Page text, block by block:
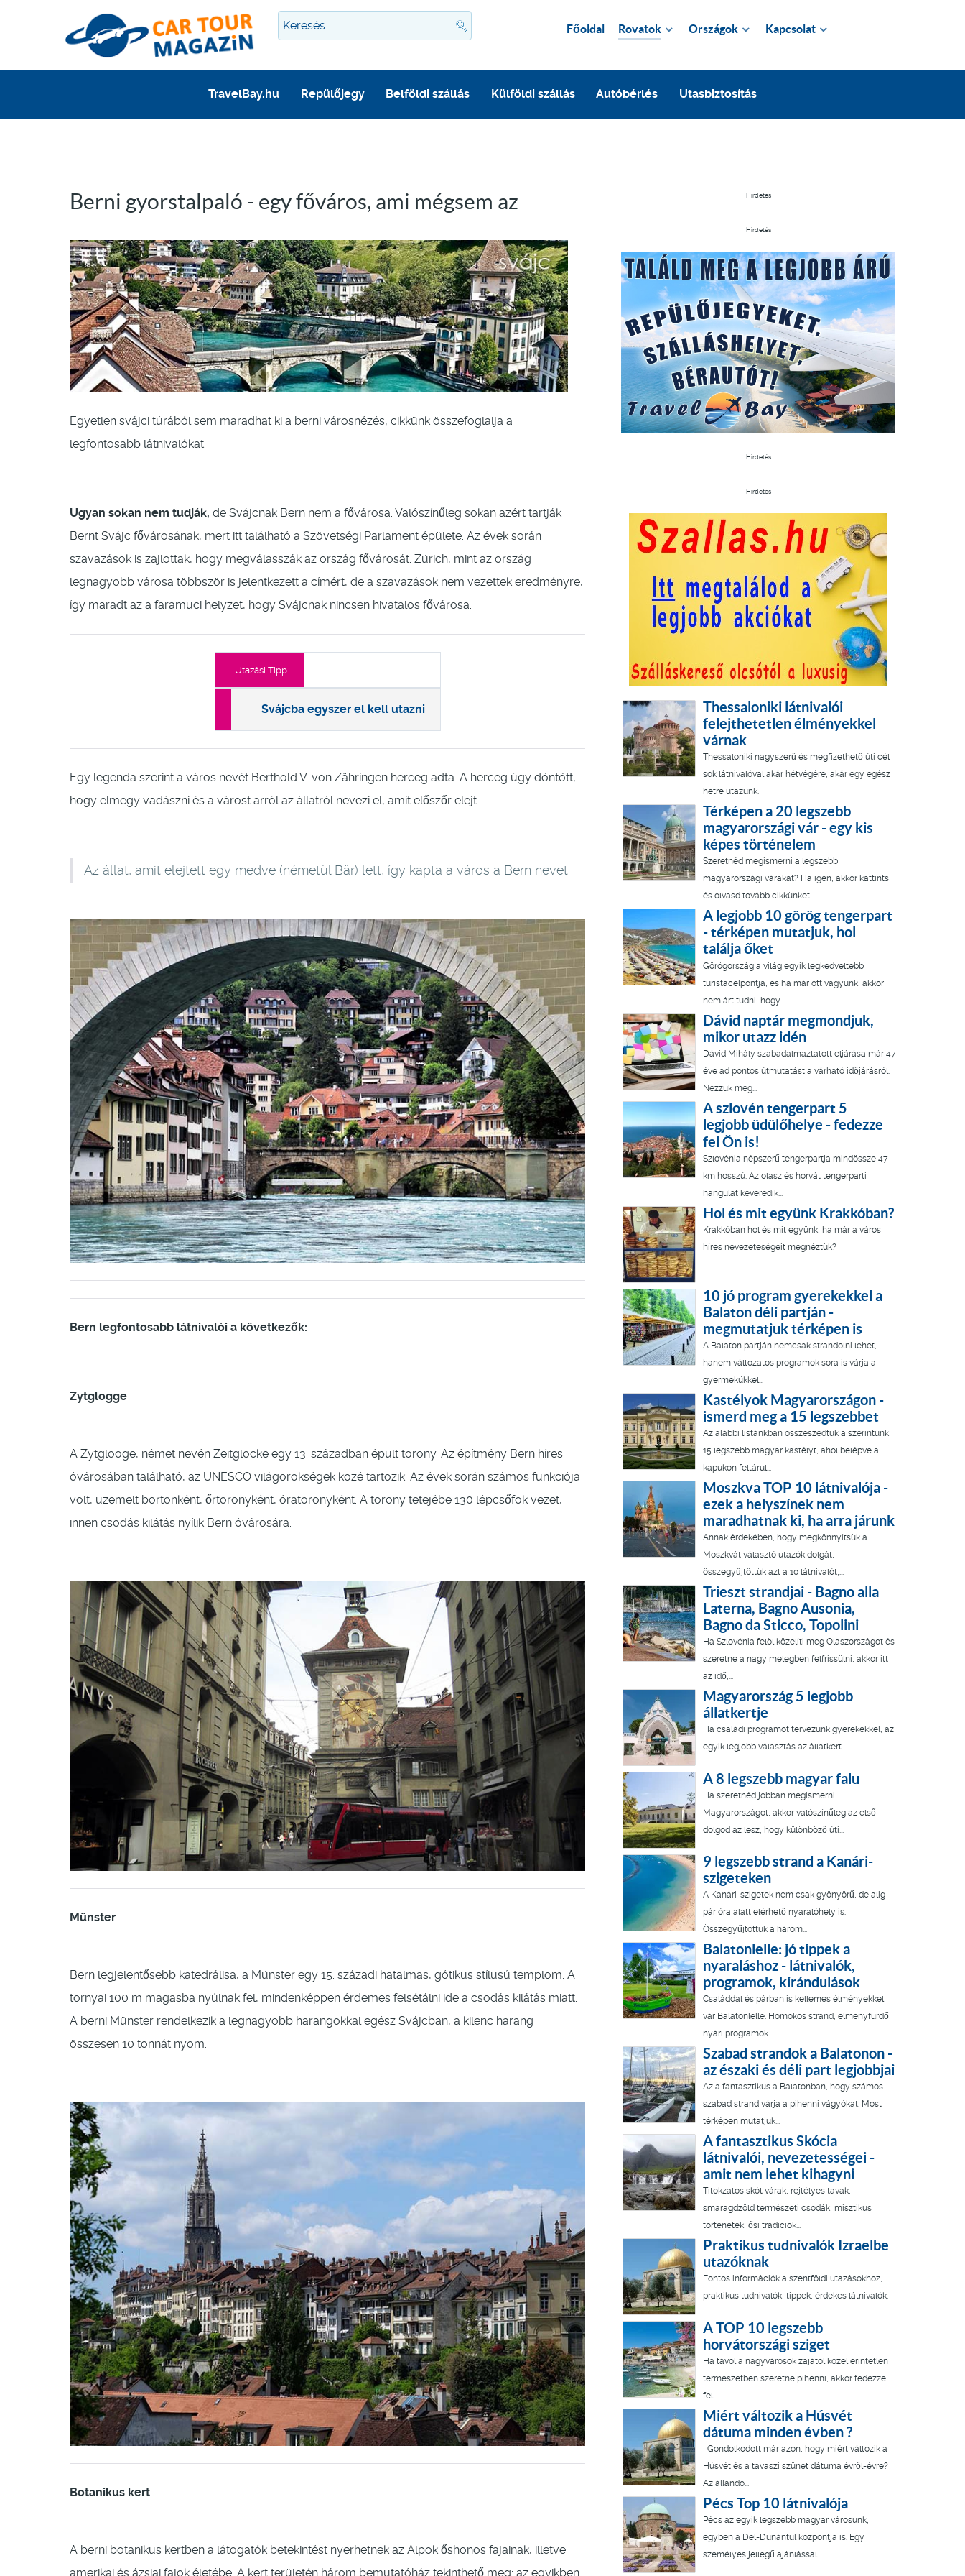
Főoldal Rovatok Országok Kapcsolat
TravelBay.hu Repülőjegy Belföldi szállás Külföldi szállás Autóbérlés Utasbiztosítás
Berni gyorstalpaló - egy főváros, ami mégsem az
Egyetlen svájci túrából sem maradhat ki a berni városnézés, cikkünk összefoglalja a
legfontosabb látnivalókat.
Ugyan sokan nem tudják, de Svájcnak Bern nem a fővárosa. Valószínűleg sokan azért tartják
Bernt Svájc fővárosának, mert itt található a Szövetségi Parlament épülete. Az évek során
szavazások is zajlottak, hogy megválasszák az ország fővárosát. Zürich, mint az ország
legnagyobb városa többször is jelentkezett a címért, de a szavazások nem vezettek eredményre,
így maradt az a faramuci helyzet, hogy Svájcnak nincsen hivatalos fővárosa.
Utazási Tipp
Svájcba egyszer el kell utazni
Egy legenda szerint a város nevét Berthold V. von Zähringen herceg adta. A herceg úgy döntött,
hogy elmegy vadászni és a várost arról az állatról nevezi el, amit előszőr elejt.
Az állat, amit elejtett egy medve (németül Bär) lett, így kapta a város a Bern nevet.
Bern legfontosabb látnivalói a következők:
Zytglogge
A Zytglooge, német nevén Zeitglocke egy 13. században épült torony. Az építmény Bern híres
óvárosában található, az UNESCO világörökségek közé tartozik. Az évek során számos funkciója
volt, üzemelt börtönként, őrtoronyként, óratoronyként. A torony tetejébe 130 lépcsőfok vezet,
innen csodás kilátás nyílik Bern óvárosára.
Münster
Bern legjelentősebb katedrálisa, a Münster egy 15. századi hatalmas, gótikus stílusú templom. A
tornyai 100 m magasba nyúlnak fel, mindenképpen érdemes felsétálni ide a csodás kilátás miatt.
A berni Münster rendelkezik a legnagyobb harangokkal egész Svájcban, a kilenc harang
összesen 10 tonnát nyom.
Botanikus kert
A berni botanikus kertben a látogatók betekintést nyerhetnek az Alpok őshonos fajainak, illetve
amerikai és ázsiai fajok életébe. A kert területén három bemutatóház tekinthető meg: az egyikben
Hirdetés
Hirdetés
Hirdetés
Hirdetés
Thessaloniki látnivalói
felejthetetlen élményekkel
várnak
Thessaloniki nagyszerű és megfizethető úti cél
sok látnivalóval akár hétvégére, akár egy egész
hétre utazunk.
Térképen a 20 legszebb
magyarországi vár - egy kis
képes történelem
Szeretnéd megismerni a legszebb
magyarországi várakat? Ha igen, akkor kattints
és olvasd tovább cikkünket.
A legjobb 10 görög tengerpart
- térképen mutatjuk, hol
találja őket
Görögország a világ egyik legkedveltebb
turistacélpontja, és ha már ott vagyunk, akkor
nem árt tudni, hogy...
Dávid naptár megmondjuk,
mikor utazz idén
Dávid Mihály szabadalmaztatott eljárása már 47
éve ad pontos útmutatást a várható időjárásról.
Nézzük meg...
A szlovén tengerpart 5
legjobb üdülőhelye - fedezze
fel Ön is!
Szlovénia népszerű tengerpartja mindössze 47
km hosszú. Az olasz és horvát tengerparti
hangulat keveredik...
Hol és mit együnk Krakkóban?
Krakkóban hol és mit együnk, ha már a város
híres nevezeteségeit megnéztük?
10 jó program gyerekekkel a
Balaton déli partján -
megmutatjuk térképen is
A Balaton partján nemcsak strandolni lehet,
hanem változatos programok sora is várja a
gyermekükkel...
Kastélyok Magyarországon -
ismerd meg a 15 legszebbet
Az alábbi listánkban összeszedtük a szerintünk
15 legszebb magyar kastélyt, ahol belépve a
kapukon feltárul...
Moszkva TOP 10 látnivalója -
ezek a helyszínek nem
maradhatnak ki, ha arra járunk
Annak érdekében, hogy megkönnyítsük a
Moszkvát választó utazók dolgát,
összegyűjtöttük azt a 10 látnivalót,...
Trieszt strandjai - Bagno alla
Laterna, Bagno Ausonia,
Bagno da Sticco, Topolini
Ha Szlovénia felöl közelíti meg Olaszországot és
szeretne a nagy melegben felfrissülni, akkor itt
az idő,...
Magyarország 5 legjobb
állatkertje
Ha családi programot tervezünk gyerekekkel, az
egyik legjobb választás az állatkert…
A 8 legszebb magyar falu
Ha szeretnéd jobban megismerni
Magyarországot, akkor valószínűleg az első
dolgod az lesz, hogy különböző úti...
9 legszebb strand a Kanári-
szigeteken
A Kanári-szigetek nem csak gyönyörű, de alig
pár óra alatt elérhető nyaralóhely is.
Összegyűjtöttük a három...
Balatonlelle: jó tippek a
nyaraláshoz - látnivalók,
programok, kirándulások
Családdal és párban is kellemes élményekkel
vár Balatonlelle. Homokos strand, élményfürdő,
nyári programok...
Szabad strandok a Balatonon -
az északi és déli part legjobbjai
Az a fantasztikus a Balatonban, hogy számos
szabad strand várja a pihenni vágyókat. Most
térképen mutatjuk...
A fantasztikus Skócia
látnivalói, nevezetességei -
amit nem lehet kihagyni
Titokzatos skót várak, rejtélyes tavak,
smaragdzöld természeti csodák, misztikus
történetek, ősi tradíciók...
Praktikus tudnivalók Izraelbe
utazóknak
Fontos információk a szentföldi utazásokhoz,
praktikus tudnivalók, tippek, érdekes látnivalók.
A TOP 10 legszebb
horvátországi sziget
Ha távol a nagyvárosok zajától közel érintetlen
természetben szeretne pihenni, akkor fedezze
fel...
Miért változik a Húsvét
dátuma minden évben ?
Gondolkodott már azon, hogy miért változik a
Húsvét és a tavaszi szünet dátuma évről-évre?
Az állandó...
Pécs Top 10 látnivalója
Pécs az egyik legszebb magyar városunk,
egyben a Dél-Dunántúl központja is. Egy
személyes jellegű ajánlással...